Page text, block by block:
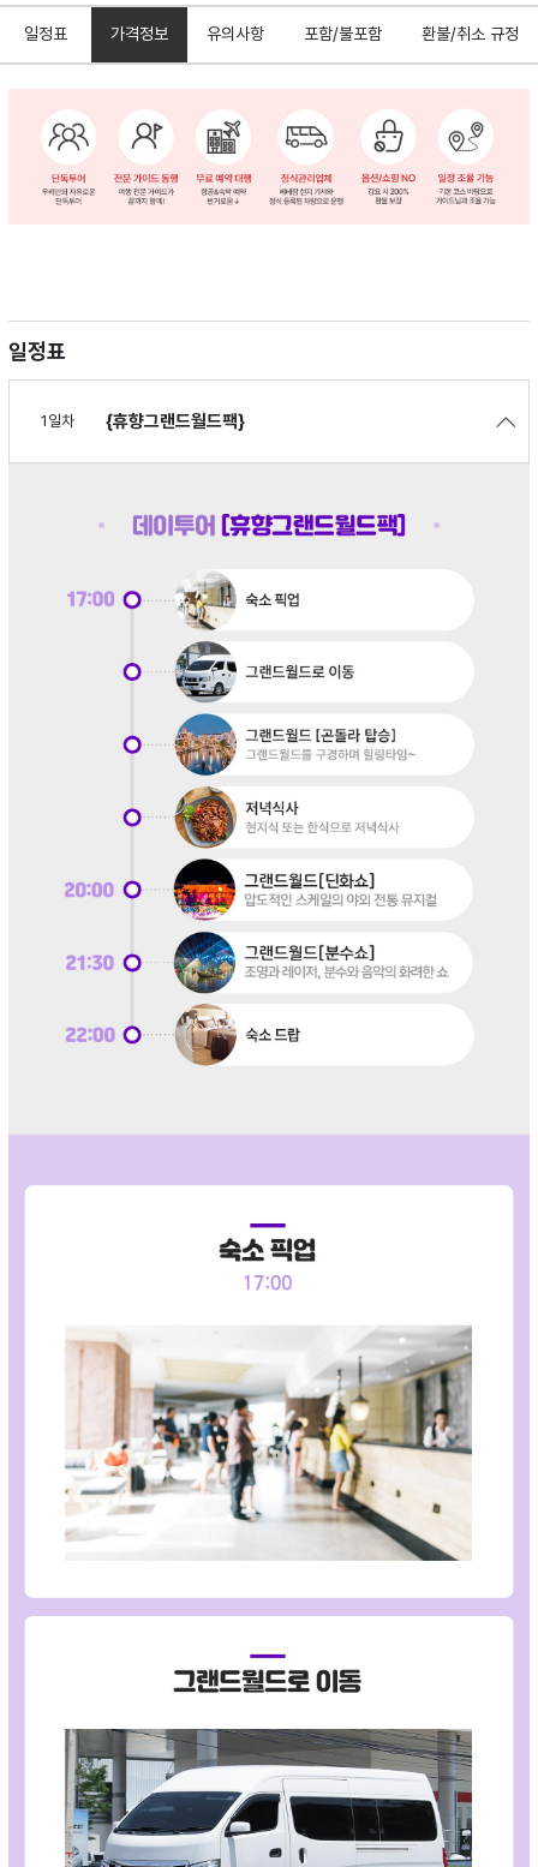
일정표 가격정보 유의사항 포함/불포함 환불/취소 규정
일정표
1일차 {휴향그랜드월드팩}